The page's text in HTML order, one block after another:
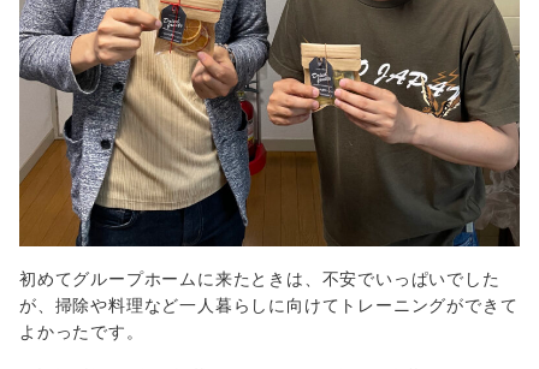
初めてグループホームに来たときは、不安でいっぱいでした
が、掃除や料理など一人暮らしに向けてトレーニングができて
よかったです。